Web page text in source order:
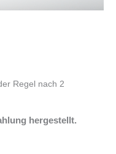
Regel nach 2
hergestellt.